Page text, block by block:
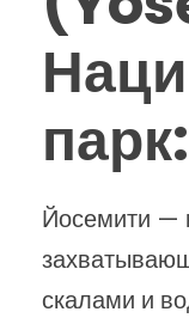
парк:
Йосемити —
скалами и